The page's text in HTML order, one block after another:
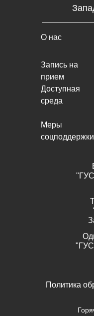
О нас
Доступная
среда
Меры
соцподдержки
Политика
Запись на
прием